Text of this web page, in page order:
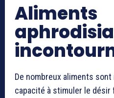
Aliments
De nombreux aliments
capacité à stimuler le désir